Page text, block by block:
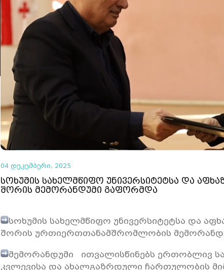
04 დეკემბერი, 2025
სოხუმის სახელმწიფო უნივერსიტეტსა და
შორის მემორანდუმი გაფორმდა
სოხუმის სახელმწიფო უნივერსიტეტსა და
შორის ურთიერთთანამშრომლობის
მემორანდუმი ითვალისწინებს ერთობლივ
კვლევისა და ახალგაზრდული ჩართულობის